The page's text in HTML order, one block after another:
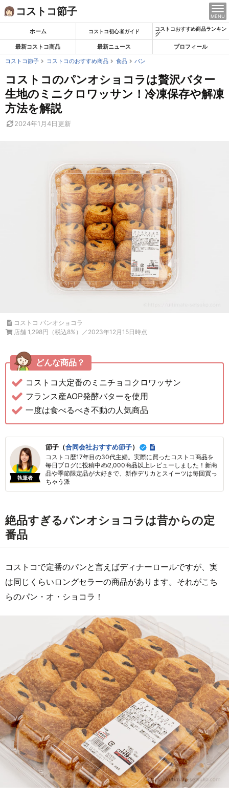
Skip
to
コストコ節子 MENU
ホーム コストコ初心者ガイド
コストコおすすめ商品ランキン
グ
最新コストコ商品 最新ニュース
プロフィール
コストコ節子
コストコのおすすめ商品 食品 パン
コストコのパンオショコラは贅沢バター
生地のミニクロワッサン！冷凍保存や解凍
方法を解説
2024年1月4日更新
コストコ パンオショコラ
店舗 1,298円（税込8%）／2023年12月15日時点
どんな商品？
コストコ大定番のミニチョコクロワッサン
フランス産AOP発酵バターを使用
一度は食べるべき不動の人気商品
執筆者
節子（合同会社おすすめ節子）
コストコ歴17年目の30代主婦。実際に買ったコストコ商品を
毎日ブログに投稿中✍2,000商品以上レビューしました！新商
品や季節限定品が大好きで、新作デリカとスイーツは毎回買っ
ちゃう派
絶品すぎるパンオショコラは昔からの定
番品
コストコで定番のパンと言えばディナーロールですが、実
は同じくらいロングセラーの商品があります。それがこち
らのパン・オ・ショコラ！